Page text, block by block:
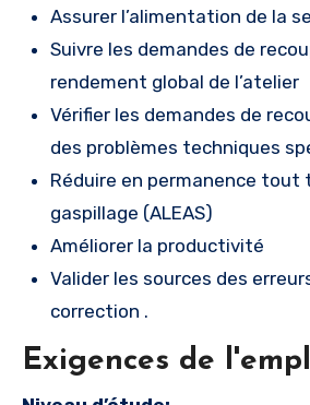
Assurer l’alimentation de la
Suivre les demandes de
rendement global de l’atelier
Vérifier les demandes de
des problèmes techniques
Réduire en permanence tout
gaspillage (ALEAS)
Améliorer la productivité
Valider les sources des
correction .
Exigences de